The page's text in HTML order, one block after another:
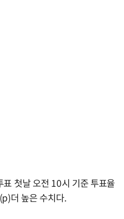
첫날 오전 10시 기준 투표율
더 높은 수치다.